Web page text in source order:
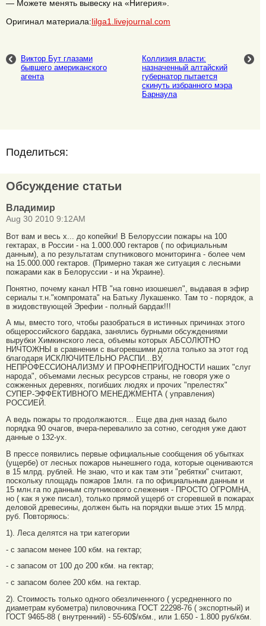
— Можете менять вывеску на «Нигерия».
Оригинал материала:Iilga1.livejournal.com
Виктор Бут глазами
бывшего американского
агента
Коллизия власти:
назначенный алтайский
губернатор пытается
скинуть избранного мэра
Барнаула
Поделиться:
Обсуждение статьи
Владимир
Aug 30 2010 9:12AM
Вот вам и весь х... до копейки! В Белоруссии пожары на 100
гектарах, в России - на 1.000.000 гектаров ( по официальным
данным), а по результатам спутникового мониторинга - более чем
на 15.000.000 гектаров. (Примерно такая же ситуация с лесными
пожарами как в Белоруссии - и на Украине).
Понятно, почему канал НТВ "на говно изошешел", выдавая в эфир
сериалы т.н."компромата" на Батьку Лукашенко. Там то - порядок, а
в жидовствующей Эрефии - полный бардак!!!
А мы, вместо того, чтобы разобраться в истинных причинах этого
общероссийского бардака, занялись бурными обсуждениями
вырубки Химкинского леса, объемы которых АБСОЛЮТНО
НИЧТОЖНЫ в сравнении с выгоревшими дотла только за этот год
благодаря ИСКЛЮЧИТЕЛЬНО РАСПИ...ВУ,
НЕПРОФЕССИОНАЛИЗМУ И ПРОФНЕПРИГОДНОСТИ наших "слуг
народа", объемами лесных ресурсов страны, не говоря уже о
сожженных деревнях, погибших людях и прочих "прелестях"
СУПЕР-ЭФФЕКТИВНОГО МЕНЕДЖМЕНТА ( управления)
РОССИЕЙ.
А ведь пожары то продолжаются... Еще два дня назад было
порядка 90 очагов, вчера-перевалило за сотню, сегодня уже дают
данные о 132-ух.
В прессе появились первые официальные сообщения об убытках
(ущербе) от лесных пожаров нынешнего года, которые оцениваются
в 15 млрд. рублей. Не знаю, что и как там эти "ребятки" считают,
поскольку площадь пожаров 1млн. га по официальным данным и
15 млн.га по данным спутникового слежения - ПРОСТО ОГРОМНА,
но ( как я уже писал), только прямой ущерб от сгоревшей в пожарах
деловой древесины, должен быть на порядки выше этих 15 млрд.
руб. Повторяюсь:
1). Леса делятся на три категории
- с запасом менее 100 кбм. на гектар;
- с запасом от 100 до 200 кбм. на гектар;
- с запасом более 200 кбм. на гектар.
2). Стоимость только одного обезличенного ( усредненного по
диаметрам кубометра) пиловочника ГОСТ 22298-76 ( экспортный) и
ГОСТ 9465-88 ( внутренний) - 55-60$/кбм., или 1.650 - 1.800 руб/кбм.